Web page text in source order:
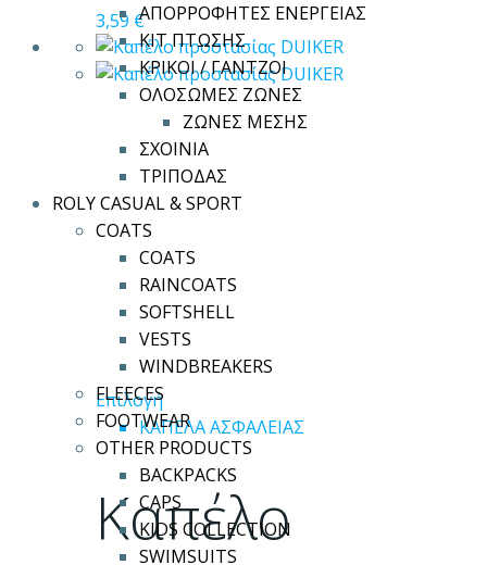
ΑΠΟΡΡΟΦΗΤΕΣ ΕΝΕΡΓΕΙΑΣ
ΚΙΤ ΠΤΩΣΗΣ
ΚΡΙΚΟΙ / ΓΑΝΤΖΟΙ
ΟΛΟΣΩΜΕΣ ΖΩΝΕΣ
ΖΩΝΕΣ ΜΕΣΗΣ
ΣΧΟΙΝΙΑ
ΤΡΙΠΟΔΑΣ
ROLY CASUAL & SPORT
COATS
COATS
RAINCOATS
SOFTSHELL
VESTS
WINDBREAKERS
FLEECES
FOOTWEAR
OTHER PRODUCTS
BACKPACKS
CAPS
KIDS COLLECTION
SWIMSUITS
3,59 €
ΕπιλογήΑυτό
το
προϊόν
έχει
πολλαπλές
παραλλαγές.
ΚΑΠΕΛΑ ΑΣΦΑΛΕΙΑΣ
Καπέλο